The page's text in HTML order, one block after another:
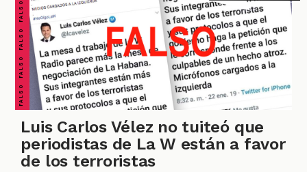
Luis Carlos Vélez no tuiteó que
periodistas de La W están a favor
de los terroristas